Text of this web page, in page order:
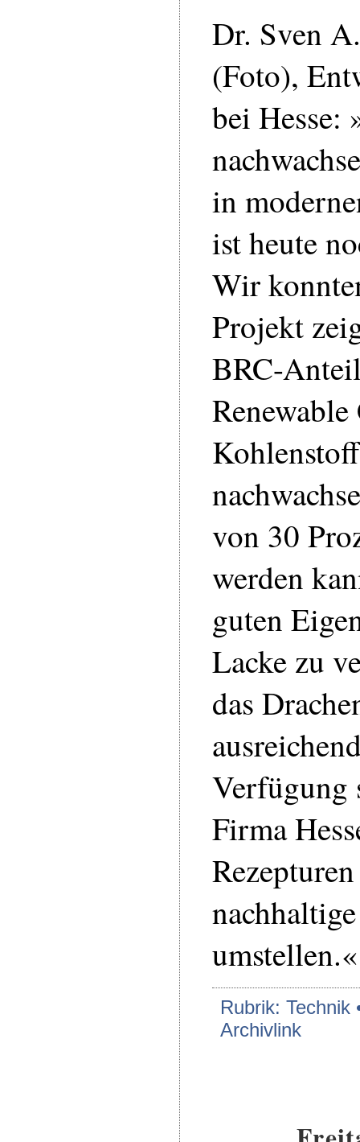
Dr. Sven
(Foto),
bei Hesse:
in
ist heute
Wir
Projekt
BRC-
von 30
werden
guten
Lacke zu
das
Verfügung
Firma
umstellen.«
Rubrik: Technik
Archivlink